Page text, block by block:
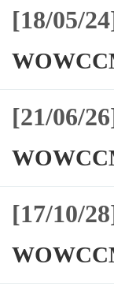
[18/05/
[21/06/
[17/10/